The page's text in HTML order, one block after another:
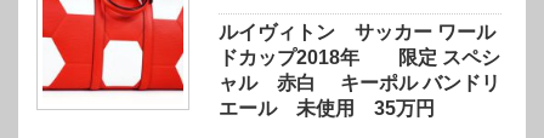
ルイヴィトン サッカー ワール
ドカップ2018年 限定 スペシ
ャル 赤白 キーポル バンドリ
エール 未使用 35万円